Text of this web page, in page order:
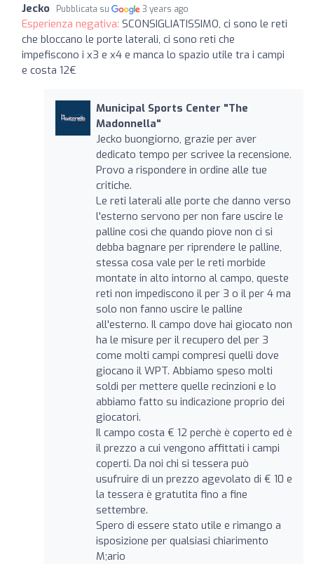
Jecko Pubblicata su 3 years ago
Esperienza negativa: SCONSIGLIATISSIMO, ci sono le reti
che bloccano le porte laterali, ci sono reti che
impefiscono i x3 e x4 e manca lo spazio utile tra i campi
e costa 12€
Municipal Sports Center "The
Madonnella"
Jecko buongiorno, grazie per aver
dedicato tempo per scrivee la recensione.
Provo a rispondere in ordine alle tue
critiche.
Le reti laterali alle porte che danno verso
l'esterno servono per non fare uscire le
palline così che quando piove non ci si
debba bagnare per riprendere le palline,
stessa cosa vale per le reti morbide
montate in alto intorno al campo, queste
reti non impediscono il per 3 o il per 4 ma
solo non fanno uscire le palline
all'esterno. Il campo dove hai giocato non
ha le misure per il recupero del per 3
come molti campi compresi quelli dove
giocano il WPT. Abbiamo speso molti
soldi per mettere quelle recinzioni e lo
abbiamo fatto su indicazione proprio dei
giocatori.
Il campo costa € 12 perchè è coperto ed è
il prezzo a cui vengono affittati i campi
coperti. Da noi chi si tessera può
usufruire di un prezzo agevolato di € 10 e
la tessera è gratutita fino a fine
settembre.
Spero di essere stato utile e rimango a
isposizione per qualsiasi chiarimento
M;ario